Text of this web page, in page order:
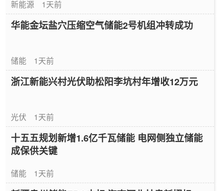
新能源 1天前
华能金坛盐穴压缩空气储能2号机组冲转成功
储能 1天前
浙江新能兴村光伏助松阳李坑村年增收12万元
光伏 1天前
十五五规划新增1.6亿千瓦储能 电网侧独立储能
成保供关键
储能 1天前